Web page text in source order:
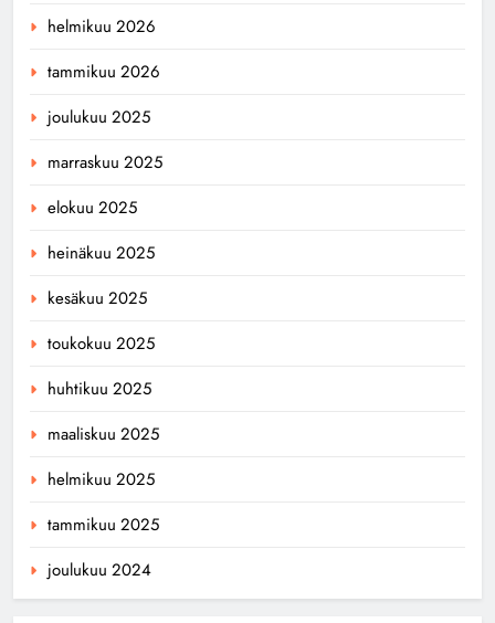
helmikuu 2026
tammikuu 2026
joulukuu 2025
marraskuu 2025
elokuu 2025
heinäkuu 2025
kesäkuu 2025
toukokuu 2025
huhtikuu 2025
maaliskuu 2025
helmikuu 2025
tammikuu 2025
joulukuu 2024